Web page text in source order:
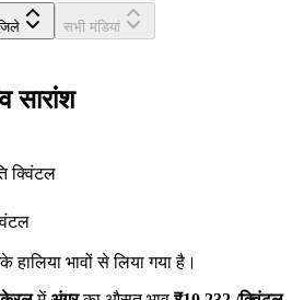
सभी मंडियां
सारांश
क्विंटल
भावों से लिया गया है।